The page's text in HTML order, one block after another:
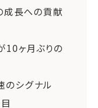
成長への貢献
ヶ月ぶりの
シグナル